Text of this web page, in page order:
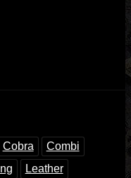
Cobra
Combi
Leather